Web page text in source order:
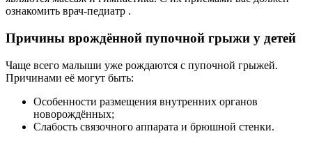
ознакомить врач-педиатр .
Причины врождённой пупочной грыжи у детей
Чаще всего малыши уже рождаются с пупочной грыжей.
Причинами её могут быть:
Особенности размещения внутренних органов
новорождённых;
Слабость связочного аппарата и брюшной стенки.